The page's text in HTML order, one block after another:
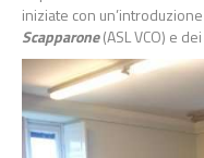
iniziate con
Scapparone(ASL VCO) e